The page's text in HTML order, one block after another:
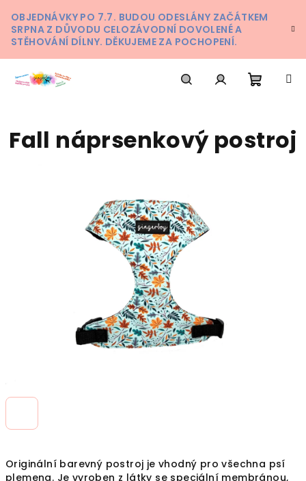
na
obsah
OBJEDNÁVKY PO 7.7. BUDOU ODESLÁNY ZAČÁTKEM
SRPNA Z DŮVODU CELOZÁVODNÍ DOVOLENÉ A
STĚHOVÁNÍ DÍLNY. DĚKUJEME ZA POCHOPENÍ.
košík
Originální barevný postroj je vhodný pro všechna psí
plemena. Je vyroben z látky se speciální membránou,
Fall náprsenkový postroj